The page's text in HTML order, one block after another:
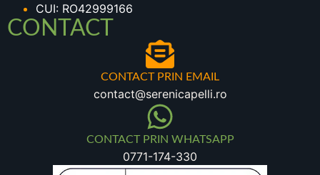
CUI: RO42999166
CONTACT
CONTACT PRIN EMAIL
contact@serenicapelli.ro
CONTACT PRIN WHATSAPP
0771-174-330